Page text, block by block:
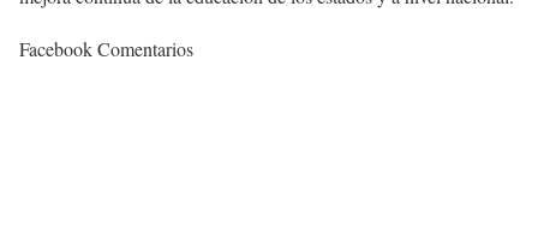
Facebook Comentarios